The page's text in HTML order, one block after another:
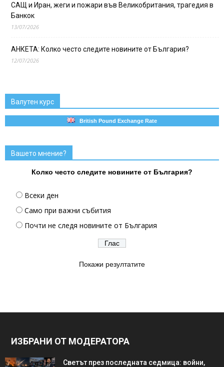
САЩ и Иран, жеги и пожари във Великобритания, трагедия в
Банкок
13/07/2026
АНКЕТА: Колко често следите новините от България?
12/07/2026
Валутен курс
British Pound Exchange Rate
Вашето мнение?
Колко често следите новините от България?
Всеки ден
Само при важни събития
Почти не следя новините от България
Покажи резултатите
ИЗБРАНИ ОТ МОДЕРАТОРА
Светът през последната седмица: войни,